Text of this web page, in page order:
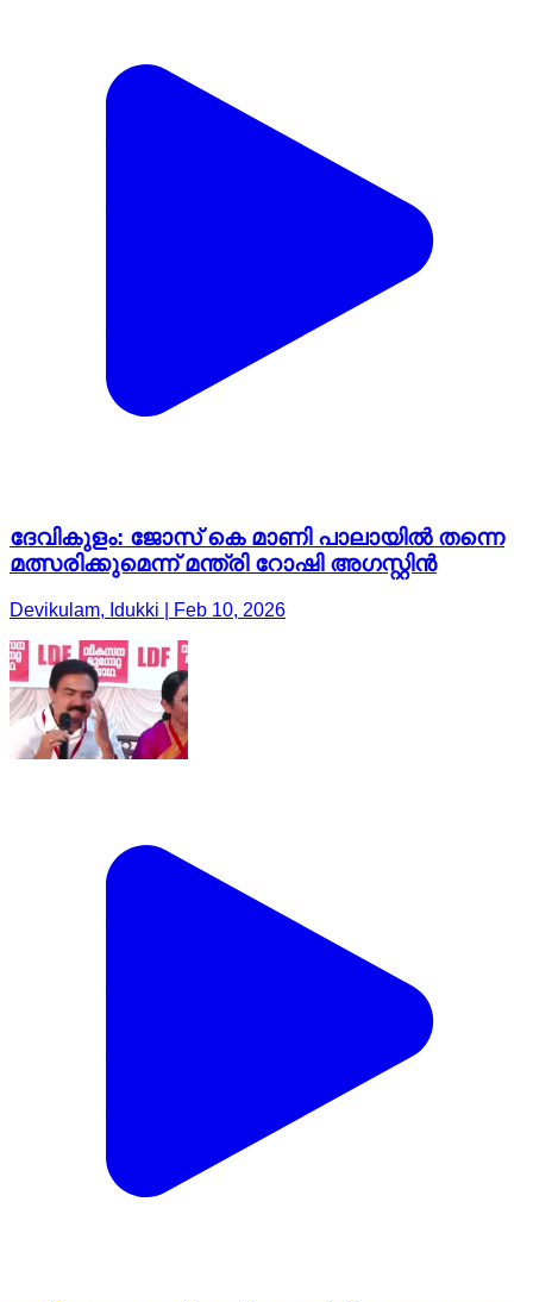
ദേവികുളം: ജോസ് കെ മാണി പാലായിൽ തന്നെ
മത്സരിക്കുമെന്ന് മന്ത്രി റോഷി അഗസ്റ്റിൻ
Devikulam, Idukki | Feb 10, 2026